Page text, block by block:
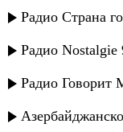
Радио Страна
Радио Nostalgie
Радио Говорит
Эдельвейс -
Ахмед
Эльдар